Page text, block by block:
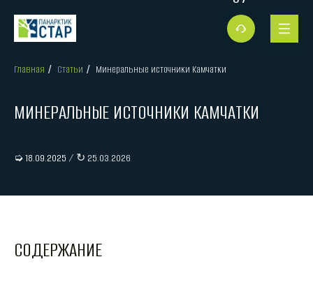
Главная / Статьи / Минеральные источники Камчатки
МИНЕРАЛЬНЫЕ ИСТОЧНИКИ КАМЧАТКИ
➭ 18.09.2025 / ↻ 25.03.2026
СОДЕРЖАНИЕ